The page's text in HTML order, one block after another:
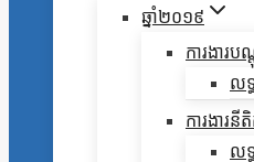
ឆ្នាំ២០១៩
ការងារប
លទ្
ការងារនី
លទ្